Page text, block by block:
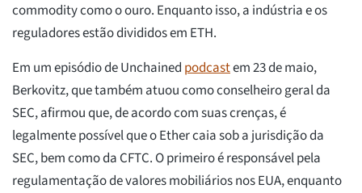
commodity como o ouro. Enquanto isso, a indústria e os
reguladores estão divididos em ETH.
Em um episódio de Unchained podcastem 23 de maio,
Berkovitz, que também atuou como conselheiro geral da
SEC, afirmou que, de acordo com suas crenças, é
legalmente possível que o Ether caia sob a jurisdição da
SEC, bem como da CFTC. O primeiro é responsável pela
regulamentação de valores mobiliários nos EUA, enquanto